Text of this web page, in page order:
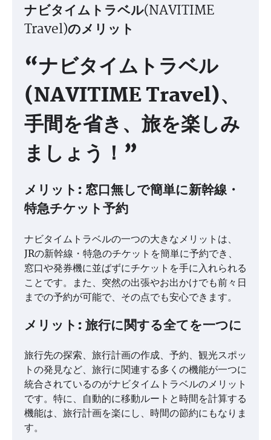
ナビタイムトラベル(NAVITIME
Travel)のメリット
“ナビタイムトラベル
(NAVITIME Travel)、
手間を省き、旅を楽しみ
ましょう！”
メリット: 窓口無しで簡単に新幹線・
特急チケット予約
ナビタイムトラベルの一つの大きなメリットは、
JRの新幹線・特急のチケットを簡単に予約でき、
窓口や発券機に並ばずにチケットを手に入れられる
ことです。また、突然の出張やお出かけでも前々日
までの予約が可能で、その点でも安心できます。
メリット: 旅行に関する全てを一つに
旅行先の探索、旅行計画の作成、予約、観光スポッ
トの発見など、旅行に関連する多くの機能が一つに
統合されているのがナビタイムトラベルのメリット
です。特に、自動的に移動ルートと時間を計算する
機能は、旅行計画を楽にし、時間の節約にもなりま
す。